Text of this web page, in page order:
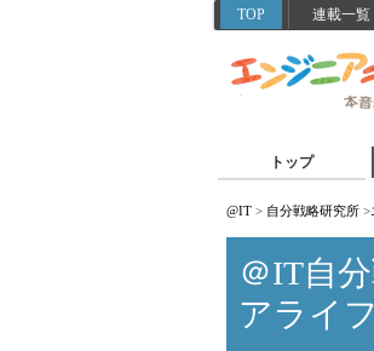
TOP 連載一覧
トップ
@IT > 自分戦略研究所 >
＠IT自
アライフ